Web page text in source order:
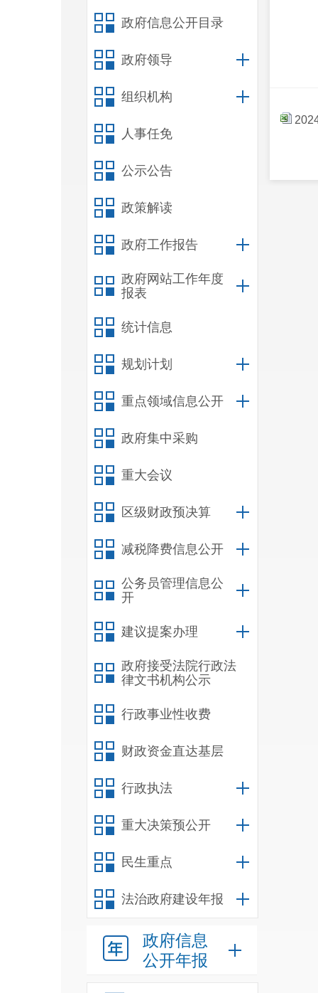
政府信息公开目录
政府领导
组织机构
人事任免
公示公告
政策解读
政府工作报告
政府网站工作年度
报表
统计信息
规划计划
重点领域信息公开
政府集中采购
重大会议
区级财政预决算
减税降费信息公开
公务员管理信息公
开
建议提案办理
政府接受法院行政法
律文书机构公示
行政事业性收费
财政资金直达基层
行政执法
重大决策预公开
民生重点
法治政府建设年报
政府信息
公开年报